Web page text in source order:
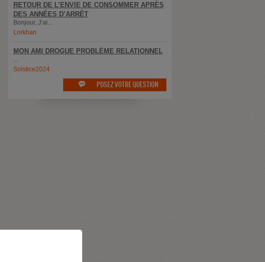
RETOUR DE L’ENVIE DE CONSOMMER APRÈS
DES ANNÉES D’ARRÊT
Bonjour, J’ai...
Lorkhan
MON AMI DROGUE PROBLÈME RELATIONNEL
Solstice2024
 POSEZ VOTRE QUESTION